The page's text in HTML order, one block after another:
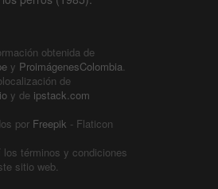
obtenida de
y ProimágenesColombia.
de
y de ipstack.com
por Freepik - Flaticon
los términos y condiciones
sitio web.